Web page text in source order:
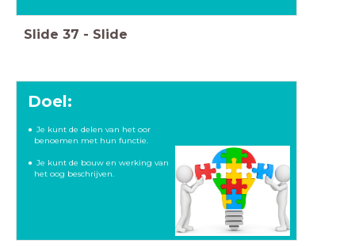
Slide 37 - Slide
Doel:
Je kunt de delen van het oor
benoemen met hun functie.
Je kunt de bouw en werking van
het oog beschrijven.